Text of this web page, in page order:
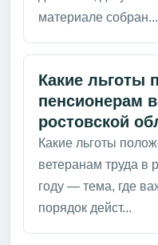
материале собран...
Какие льготы
пенсионерам
ростовской
Какие льготы
ветеранам труда в
году — тема, где
порядок дейст...